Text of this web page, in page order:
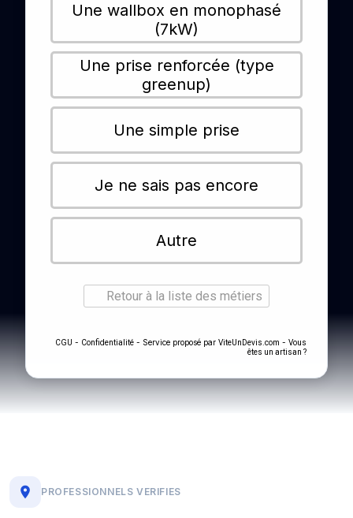
Une wallbox en monophasé
(7kW)
Une prise renforcée (type
greenup)
Une simple prise
Je ne sais pas encore
Autre
Retour à la liste des métiers
CGU - Confidentialité - Service proposé par ViteUnDevis.com - Vous
êtes un artisan ?
PROFESSIONNELS VERIFIES